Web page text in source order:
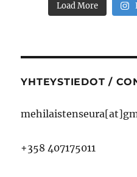
Load More
YHTEYSTIEDOT /
+358 407175011